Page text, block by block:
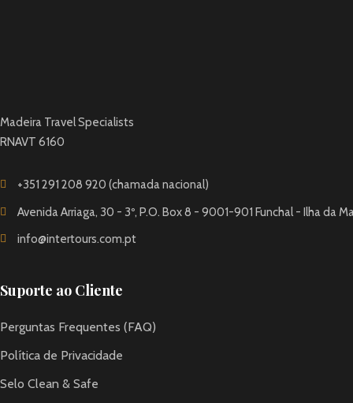
Madeira Travel Specialists
RNAVT 6160
+351 291 208 920 (chamada nacional)
Avenida Arriaga, 30 - 3º, P.O. Box 8 - 9001-901 Funchal - Ilha da
info@intertours.com.pt
Suporte ao Cliente
Perguntas Frequentes (FAQ)
Política de Privacidade
Selo Clean & Safe